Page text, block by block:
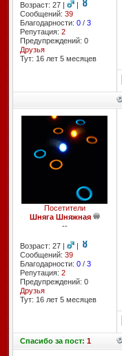
Возраст: 27 |
|
Сообщений: 39
Благодарности: 0/ 3
Репутация: 2
Предупреждений: 0
Друзья
Тут: 16 лет 5 месяцев
Посетители
Шняга Шняжная
--
Возраст: 27 |
|
Сообщений: 39
Благодарности: 0/ 3
Репутация: 2
Предупреждений: 0
Друзья
Тут: 16 лет 5 месяцев
Спасибоза пост: 1